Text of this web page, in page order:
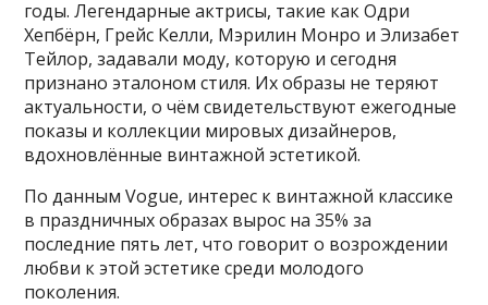
годы. Легендарные актрисы, такие как Одри
Хепбёрн, Грейс Келли, Мэрилин Монро и Элизабет
Тейлор, задавали моду, которую и сегодня
признано эталоном стиля. Их образы не теряют
актуальности, о чём свидетельствуют ежегодные
показы и коллекции мировых дизайнеров,
вдохновлённые винтажной эстетикой.
По данным Vogue, интерес к винтажной классике
в праздничных образах вырос на 35% за
последние пять лет, что говорит о возрождении
любви к этой эстетике среди молодого
поколения.